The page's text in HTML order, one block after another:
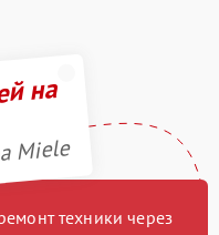
на
Miele
техники через